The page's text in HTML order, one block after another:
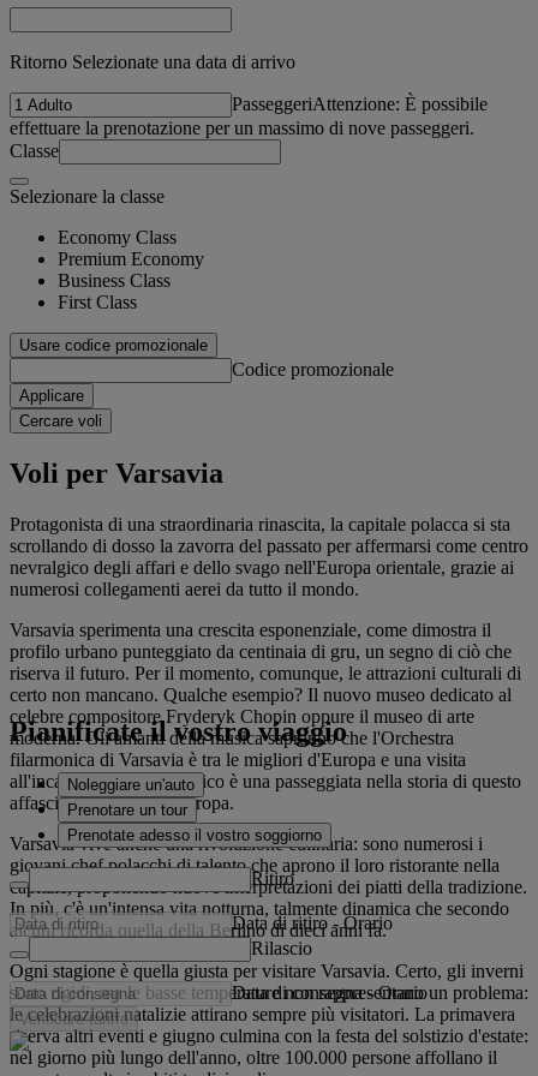
Ritorno Selezionate una data di arrivo
PasseggeriAttenzione: È possibile
effettuare la prenotazione per un massimo di nove passeggeri.
Classe
Selezionare la classe
Economy Class
Premium Economy
Business Class
First Class
Usare codice promozionale
Codice promozionale
Applicare
Cercare voli
Voli per Varsavia
Protagonista di una straordinaria rinascita, la capitale polacca si sta
scrollando di dosso la zavorra del passato per affermarsi come centro
nevralgico degli affari e dello svago nell'Europa orientale, grazie ai
numerosi collegamenti aerei da tutto il mondo.
Varsavia sperimenta una crescita esponenziale, come dimostra il
profilo urbano punteggiato da centinaia di gru, un segno di ciò che
riserva il futuro. Per il momento, comunque, le attrazioni culturali di
certo non mancano. Qualche esempio? Il nuovo museo dedicato al
celebre compositore Fryderyk Chopin oppure il museo di arte
moderna. Gli amanti della musica sapranno che l'Orchestra
filarmonica di Varsavia è tra le migliori d'Europa e una visita
all'incantevole centro storico è una passeggiata nella storia di questo
affascinante angolo d'Europa.
Varsavia vive anche una rivoluzione culinaria: sono numerosi i
giovani chef polacchi di talento che aprono il loro ristorante nella
capitale, proponendo nuove interpretazioni dei piatti della tradizione.
In più, c'è un'intensa vita notturna, talmente dinamica che secondo
alcuni ricorda quella della Berlino di dieci anni fa.
Ogni stagione è quella giusta per visitare Varsavia. Certo, gli inverni
sono rigidi, ma le basse temperature non rappresentano un problema:
le celebrazioni natalizie attirano sempre più visitatori. La primavera
riserva altri eventi e giugno culmina con la festa del solstizio d'estate:
nel giorno più lungo dell'anno, oltre 100.000 persone affollano il
Pianificate il vostro viaggio
Noleggiare un'auto
Prenotare un tour
Prenotate adesso il vostro soggiorno
Ritiro
Data di ritiro - Orario
Rilascio
Data di consegna - Orario
Verificare tariffe